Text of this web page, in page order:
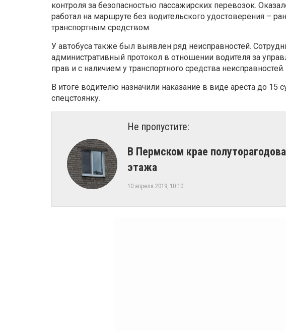
контроля за безопасностью пассажирских перевозок.
работал на маршруте без водительского удостоверения –
транспортным средством.
У автобуса также был выявлен ряд неисправностей.
административный протокол в отношении водителя за
прав и с наличием у транспортного средства неисправностей.
В итоге водителю назначили наказание в виде ареста до 15
спецстоянку.
Не пропустите:
В Пермском крае
этажа
10 апреля 2019, 10:10